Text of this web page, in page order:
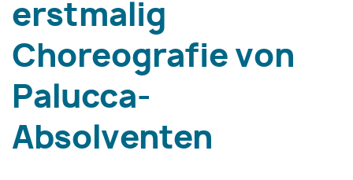
erstmalig
Choreografie von
Palucca-
Absolventen